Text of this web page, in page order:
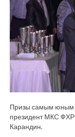
Призы самым юным
президент МКС
Карандин.